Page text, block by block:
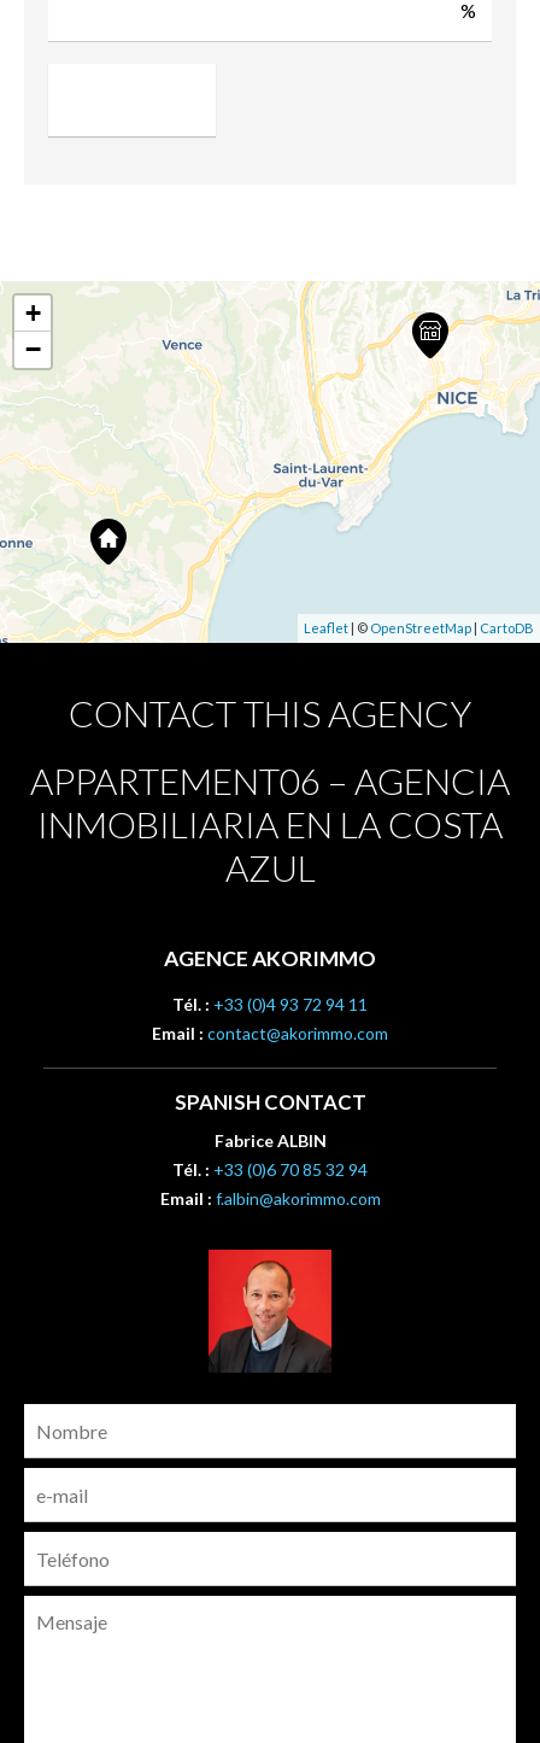
%
+
−
Leaflet | © OpenStreetMap | CartoDB
CONTACT THIS AGENCY
APPARTEMENT06 – AGENCIA
INMOBILIARIA EN LA COSTA
AZUL
AGENCE AKORIMMO
Tél. : +33 (0)4 93 72 94 11
Email : contact@akorimmo.com
SPANISH CONTACT
Fabrice ALBIN
Tél. : +33 (0)6 70 85 32 94
Email : f.albin@akorimmo.com